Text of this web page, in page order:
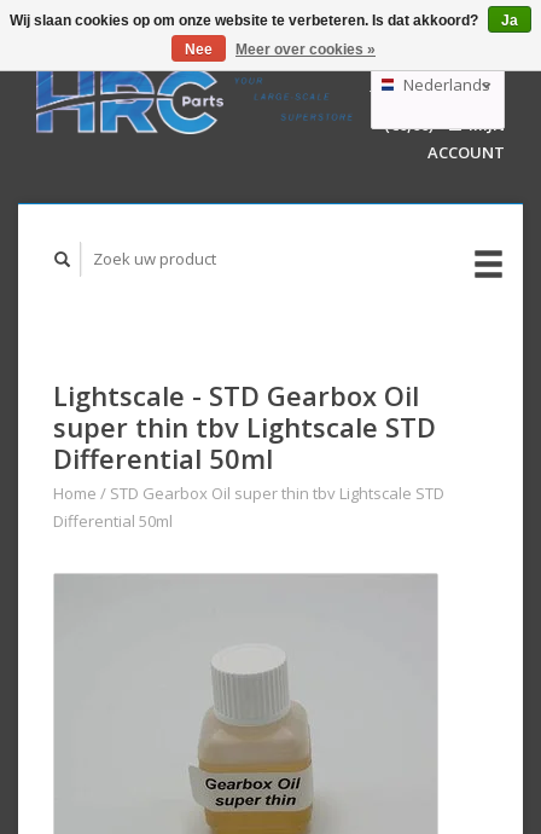
GBP
AUD
Nederlands
Deutsch
English
WINKELWAGEN
(€0,00)
MIJN
ACCOUNT
Lightscale - STD Gearbox Oil
super thin tbv Lightscale STD
Differential 50ml
Home / STD Gearbox Oil super thin tbv Lightscale STD
Differential 50ml
Wij slaan cookies op om onze website te verbeteren. Is dat akkoord?
Ja
Nee
Meer over cookies »